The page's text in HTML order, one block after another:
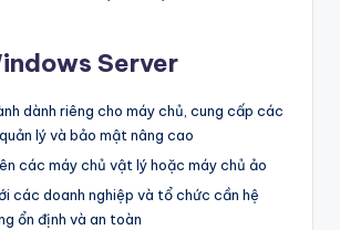
Server
dành riêng cho máy chủ, cung cấp các
lý và bảo mật nâng cao
các máy chủ vật lý hoặc máy chủ ảo
các doanh nghiệp và tổ chức cần hệ
ổn định và an toàn